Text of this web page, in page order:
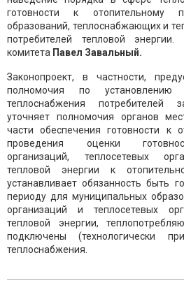
готовности к отопительному
образований, теплоснабжающих и
потребителей тепловой
комитета Павел Завальный.
Законопроект, в частности,
полномочия по установлению
теплоснабжения потребителей
уточняет полномочия органов
части обеспечения готовности к
проведения оценки
организаций, теплосетевых
тепловой энергии к
устанавливает обязанность быть
периоду для муниципальных
организаций и теплосетевых
тепловой энергии,
подключены (технологически
теплоснабжения.